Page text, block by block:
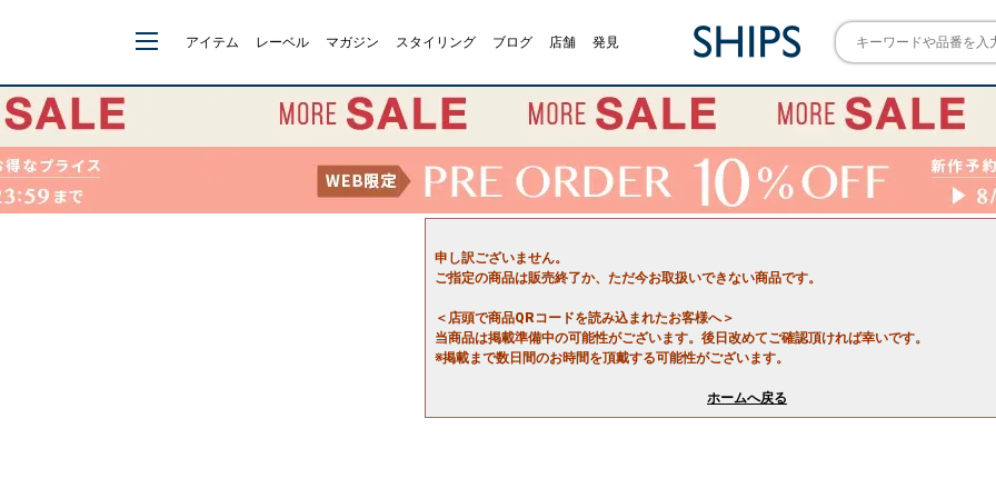
アイテム レーベル マガジン スタイリング ブログ 店舗 発見
申し訳ございません。
ご指定の商品は販売終了か、ただ今お取扱いできない商品です。
＜店頭で商品QRコードを読み込まれたお客様へ＞
当商品は掲載準備中の可能性がございます。後日改めてご確認頂ければ幸いです。
※掲載まで数日間のお時間を頂戴する可能性がございます。
ホームへ戻る